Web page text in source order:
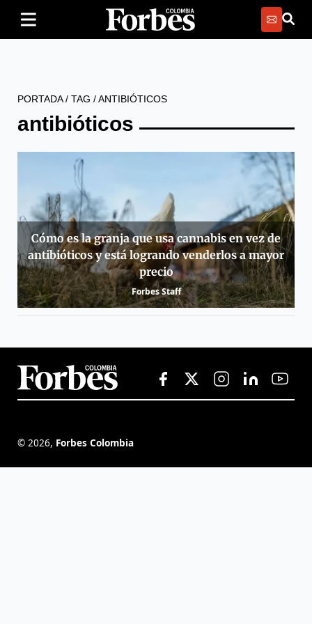
PORTADA/ TAG /ANTIBIÓTICOS
antibióticos
Cómo es la granja que usa cannabis en vez de
antibióticos y está logrando venderlos a mayor
precio
Forbes Staff
© 2026, Forbes Colombia